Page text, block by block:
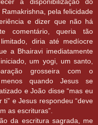
pela felicidade
e dizer que não há
comentário, queria tão
diria até medíocre
a Bhairavi imediatamente
um yogi, um santo,
grosseira com o
quando Jesus se
e João disse “mas eu
e Jesus respondeu “deve
as escrituras”.
da escritura sagrada, me